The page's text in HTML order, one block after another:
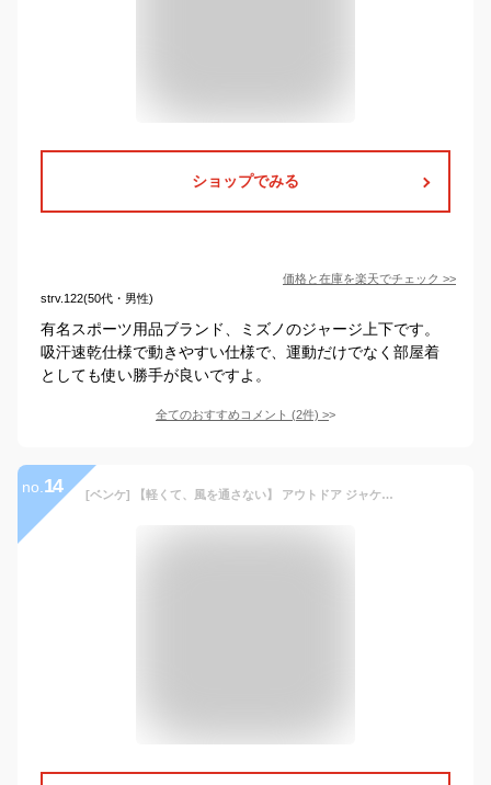
ショップでみる
価格と在庫を楽天でチェック >>
strv.122(50代・男性)
有名スポーツ用品ブランド、ミズノのジャージ上下です。
吸汗速乾仕様で動きやすい仕様で、運動だけでなく部屋着
としても使い勝手が良いですよ。
全てのおすすめコメント (2件) >
no. 14 [ベンケ] 【軽くて、風を通さない】 アウトドア ジャケット 登山服 マウンテンパーカー 防寒 防風 撥水 登山 ウェア 長袖 上着 バイク 釣り キャンプ 自転車 トレッキング ウインドブレーカー 春秋 アウター ライダース (ブルー M)